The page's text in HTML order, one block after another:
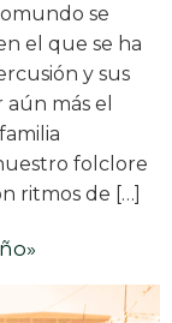
se
el que se ha
y sus
más el
folclore
ritmos de […]